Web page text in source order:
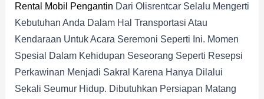
Rental Mobil Pengantin Dari Olisrentcar Selalu Mengerti
Kebutuhan Anda Dalam Hal Transportasi Atau
Kendaraan Untuk Acara Seremoni Seperti Ini. Momen
Spesial Dalam Kehidupan Seseorang Seperti Resepsi
Perkawinan Menjadi Sakral Karena Hanya Dilalui
Sekali Seumur Hidup. Dibutuhkan Persiapan Matang